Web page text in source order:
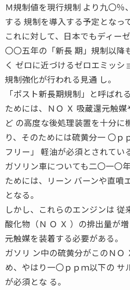
Ｍ規制値を現行規制 より九〇％
する 規制を導入する予定となっ
これに対して、日本でもディー
〇〇五年の「新長 期」規制以降
く ゼロに近づけるゼロエミッシ
規制強化が行われる見通 し。
「ポスト新長期規制」と呼ばれ
ためには、ＮＯ Ｘ 吸蔵還元触
ど の高度な後処理装置を十分に
り、そのためには硫黄分一 〇ｐ
フリー」 軽油が必須とされてい
ガソリン車についても二〇一〇
ためには、リーン バーンや直噴
となる。
しかし、これらのエンジンは 従
酸化物（Ｎ Ｏ Ｘ ）の排出量が
元触媒を装着する必要がある。
ガソリ ン中の硫黄分がこのＮＯ
め、やはり一〇ｐｐｍ以下の サ
が必須とな る。